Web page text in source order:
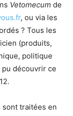
Vetomecum de
, ou via les
? Tous les
(produits,
politique
découvrir ce
sont traitées en